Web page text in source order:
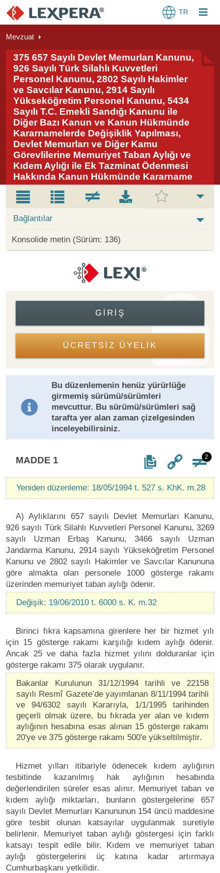
TR
Mevzuat
375 657 Sayılı Devlet Memurları Kanunu,
926 Sayılı Türk Silahlı Kuvvetleri
Personel Kanunu, 2802 Sayılı Hakimler
ve Savcılar Kanunu, 2914 Sayılı
Yükseköğretim Personel Kanunu, 5434
Sayılı T.C. Emekli Sandığı Kanunu ile
Diğer Bazı Kanun ve Kanun Hükmünde
Kararnamelerde Değişiklik Yapılması,
Devlet Memurları ve Diğer Kamu
Görevlilerine Memuriyet Taban Aylığı ve
Kıdem Aylığı ile Ek Tazminat Ödenmesi
Hakkında Kanun Hükmünde Kararname
Bağlantılar
Konsolide metin (Sürüm: 136)
GIRIŞ
ÜCRETSİZ ÜYELİK
Bu düzenlemenin henüz yürürlüğe
girmemiş sürümü/sürümleri
mevcuttur. Bu sürümü/sürümleri sağ
tarafta yer alan zaman çizelgesinden
inceleyebilirsiniz.
MADDE 1 2
Yeniden düzenleme: 18/05/1994 t. 527 s. KhK. m.28
A) Aylıklarını 657 sayılı Devlet Memurları Kanunu,
926 sayılı Türk Silahlı Kuvvetleri Personel Kanunu, 3269
sayılı Uzman Erbaş Kanunu, 3466 sayılı Uzman
Jandarma Kanunu, 2914 sayılı Yükseköğretim Personel
Kanunu ve 2802 sayılı Hakimler ve Savcılar Kanununa
göre almakta olan personele 1000 gösterge rakamı
üzerinden memuriyet taban aylığı ödenir.
Değişik: 19/06/2010 t. 6000 s. K. m.32
Birinci fıkra kapsamına girenlere her bir hizmet yılı
için 15 gösterge rakamı karşılığı kıdem aylığı ödenir.
Ancak 25 ve daha fazla hizmet yılını dolduranlar için
gösterge rakamı 375 olarak uygulanır.
Bakanlar Kurulunun 31/12/1994 tarihli ve 22158
sayılı Resmî Gazete’de yayımlanan 8/11/1994 tarihli
ve 94/6302 sayılı Kararıyla, 1/1/1995 tarihinden
geçerli olmak üzere, bu fıkrada yer alan ve kıdem
aylığının hesabına esas alınan 15 gösterge rakamı
20'ye ve 375 gösterge rakamı 500'e yükseltilmiştir.
Hizmet yılları itibariyle ödenecek kıdem aylığının
tesbitinde kazanılmış hak aylığının hesabında
değerlendirilen süreler esas alınır. Memuriyet taban ve
kıdem aylığı miktarları, bunların göstergelerine 657
sayılı Devlet Memurları Kanununun 154 üncü maddesine
göre tesbit olunan katsayılar uygulanmak suretiyle
belirlenir. Memuriyet taban aylığı göstergesi için farklı
katsayı tespit edile bilir. Kıdem ve memuriyet taban
aylığı göstergelerini üç katına kadar artırmaya
Cumhurbaşkanı yetkilidir.